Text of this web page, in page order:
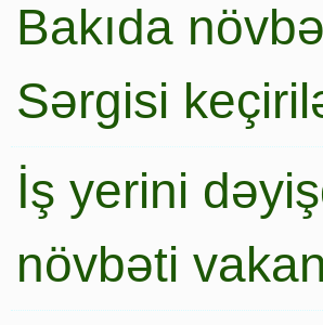
Bakıda
Sərgisi
İş yerini
növbəti